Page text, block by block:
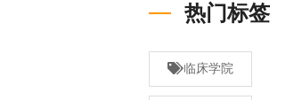
热门标签
临床学院